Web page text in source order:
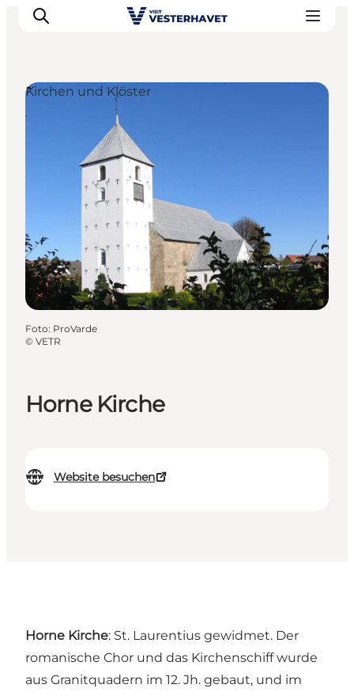
Erlebnisse
Unsere Städte
Essen & Übernachtung
Tickets kaufen
Plane deine Reise
Horne Kirche
Website besuchen
Kirchen und Klöster
Foto: ProVarde
© VETR
Horne Kirche: St. Laurentius gewidmet. Der
romanische Chor und das Kirchenschiff wurde
aus Granitquadern im 12. Jh. gebaut, und im